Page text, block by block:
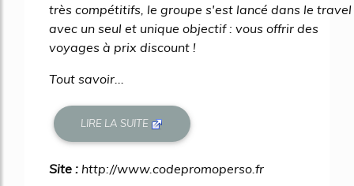
très compétitifs, le groupe s'est lancé dans le travel
avec un seul et unique objectif : vous offrir des
voyages à prix discount !
Tout savoir...
LIRE LA SUITE
Site : http://www.codepromoperso.fr